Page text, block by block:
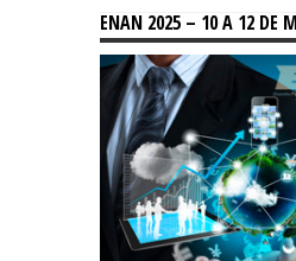
ENAN 2025 – 10 A 12 DE